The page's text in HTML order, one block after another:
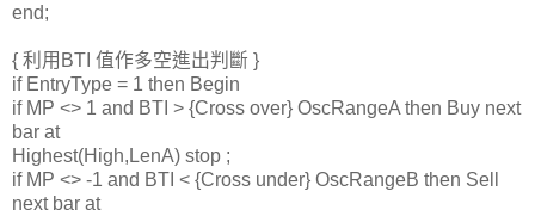
end;
{ 利用BTI 值作多空進出判斷 }
if EntryType = 1 then Begin
if MP <> 1 and BTI > {Cross over} OscRangeA then Buy next
bar at
Highest(High,LenA) stop ;
if MP <> -1 and BTI < {Cross under} OscRangeB then Sell
next bar at